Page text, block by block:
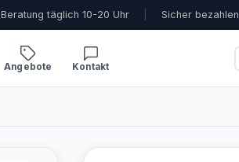
Beratung täglich 10-20 Uhr Sicher bezahlen
Angebote Kontakt